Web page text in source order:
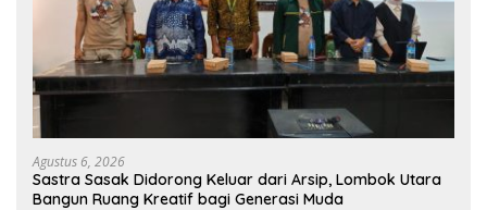
Agustus 6, 2026
Sastra Sasak Didorong Keluar dari Arsip, Lombok Utara
Bangun Ruang Kreatif bagi Generasi Muda